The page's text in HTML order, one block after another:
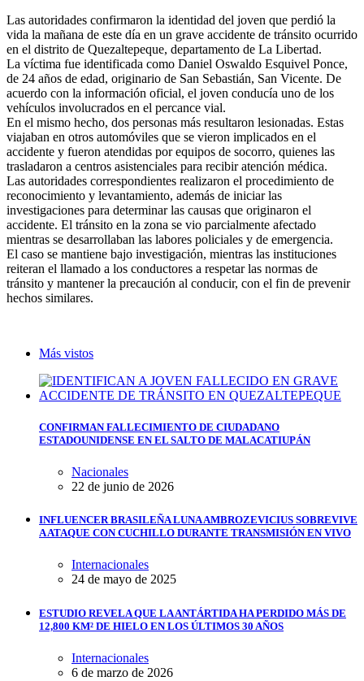
Las autoridades confirmaron la identidad del joven que perdió la
vida la mañana de este día en un grave accidente de tránsito ocurrido
en el distrito de Quezaltepeque, departamento de La Libertad.
La víctima fue identificada como Daniel Oswaldo Esquivel Ponce,
de 24 años de edad, originario de San Sebastián, San Vicente. De
acuerdo con la información oficial, el joven conducía uno de los
vehículos involucrados en el percance vial.
En el mismo hecho, dos personas más resultaron lesionadas. Estas
viajaban en otros automóviles que se vieron implicados en el
accidente y fueron atendidas por equipos de socorro, quienes las
trasladaron a centros asistenciales para recibir atención médica.
Las autoridades correspondientes realizaron el procedimiento de
reconocimiento y levantamiento, además de iniciar las
investigaciones para determinar las causas que originaron el
accidente. El tránsito en la zona se vio parcialmente afectado
mientras se desarrollaban las labores policiales y de emergencia.
El caso se mantiene bajo investigación, mientras las instituciones
reiteran el llamado a los conductores a respetar las normas de
tránsito y mantener la precaución al conducir, con el fin de prevenir
hechos similares.
Más vistos
CONFIRMAN FALLECIMIENTO DE CIUDADANO
ESTADOUNIDENSE EN EL SALTO DE MALACATIUPÁN
Nacionales
22 de junio de 2026
INFLUENCER BRASILEÑA LUNA AMBROZEVICIUS SOBREVIVE
A ATAQUE CON CUCHILLO DURANTE TRANSMISIÓN EN VIVO
Internacionales
24 de mayo de 2025
ESTUDIO REVELA QUE LA ANTÁRTIDA HA PERDIDO MÁS DE
12,800 KM² DE HIELO EN LOS ÚLTIMOS 30 AÑOS
Internacionales
6 de marzo de 2026